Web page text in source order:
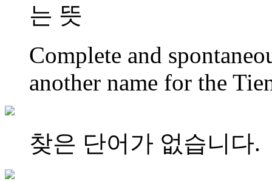
는 뜻
Complete and
another name for the
찾은 단어가 없습니다.